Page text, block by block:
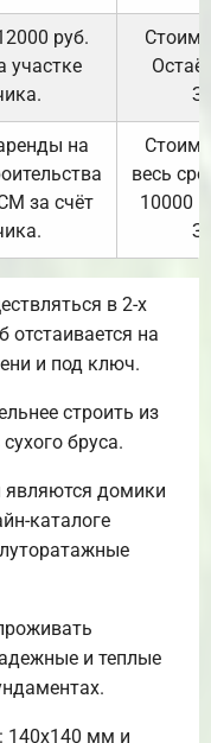
руб.
участке
на
за счёт
весь
10000
в 2-х
отстаивается на
и под ключ.
строить из
бруса.
домики
каталоге
и теплые
140х140 мм и